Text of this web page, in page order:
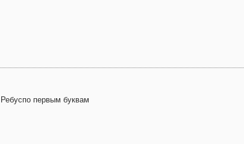
Ребуспо первым буквам